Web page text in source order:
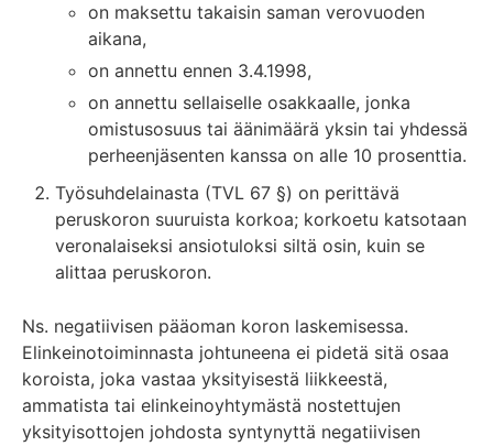
on maksettu takaisin saman verovuoden
aikana,
on annettu ennen 3.4.1998,
on annettu sellaiselle osakkaalle, jonka
omistusosuus tai äänimäärä yksin tai yhdessä
perheenjäsenten kanssa on alle 10 prosenttia.
Työsuhdelainasta (TVL 67 §) on perittävä
peruskoron suuruista korkoa; korkoetu katsotaan
veronalaiseksi ansiotuloksi siltä osin, kuin se
alittaa peruskoron.
Ns. negatiivisen pääoman koron laskemisessa.
Elinkeinotoiminnasta johtuneena ei pidetä sitä osaa
koroista, joka vastaa yksityisestä liikkeestä,
ammatista tai elinkeinoyhtymästä nostettujen
yksityisottojen johdosta syntynyttä negatiivisen